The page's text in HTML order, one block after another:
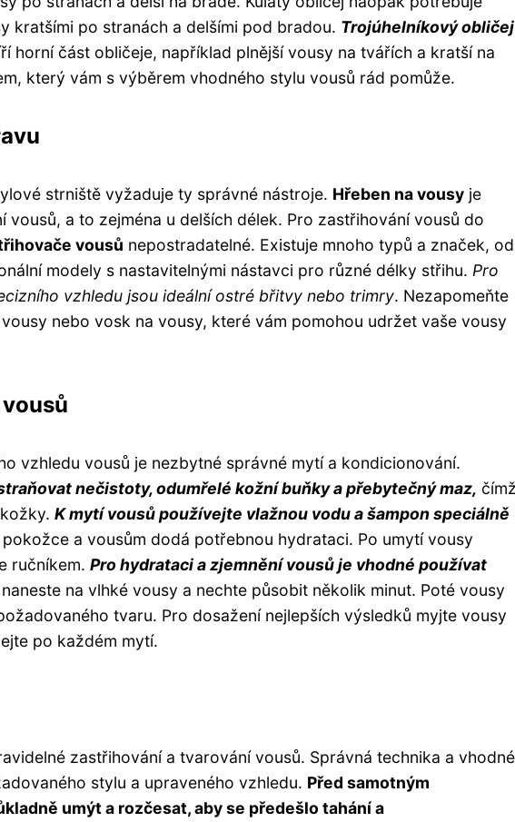
kratšími po stranách a delšími pod bradou. Trojúhelníkový obličej
horní část obličeje, například plnější vousy na tvářích a kratší na
který vám s výběrem vhodného stylu vousů rád pomůže.
strniště vyžaduje ty správné nástroje. Hřeben na vousy je
a to zejména u delších délek. Pro zastřihování vousů do
vousů nepostradatelné. Existuje mnoho typů a značek, od
modely s nastavitelnými nástavci pro různé délky střihu. Pro
vzhledu jsou ideální ostré břitvy nebo trimry. Nezapomeňte
nebo vosk na vousy, které vám pomohou udržet vaše vousy
vzhledu vousů je nezbytné správné mytí a kondicionování.
nečistoty, odumřelé kožní buňky a přebytečný maz, čímž
K mytí vousů používejte vlažnou vodu a šampon speciálně
a vousům dodá potřebnou hydrataci. Po umytí vousy
ručníkem. Pro hydrataci a zjemnění vousů je vhodné používat
na vlhké vousy a nechte působit několik minut. Poté vousy
tvaru. Pro dosažení nejlepších výsledků myjte vousy
po každém mytí.
zastřihování a tvarování vousů. Správná technika a vhodné
stylu a upraveného vzhledu. Před samotným
umýt a rozčesat, aby se předešlo tahání a